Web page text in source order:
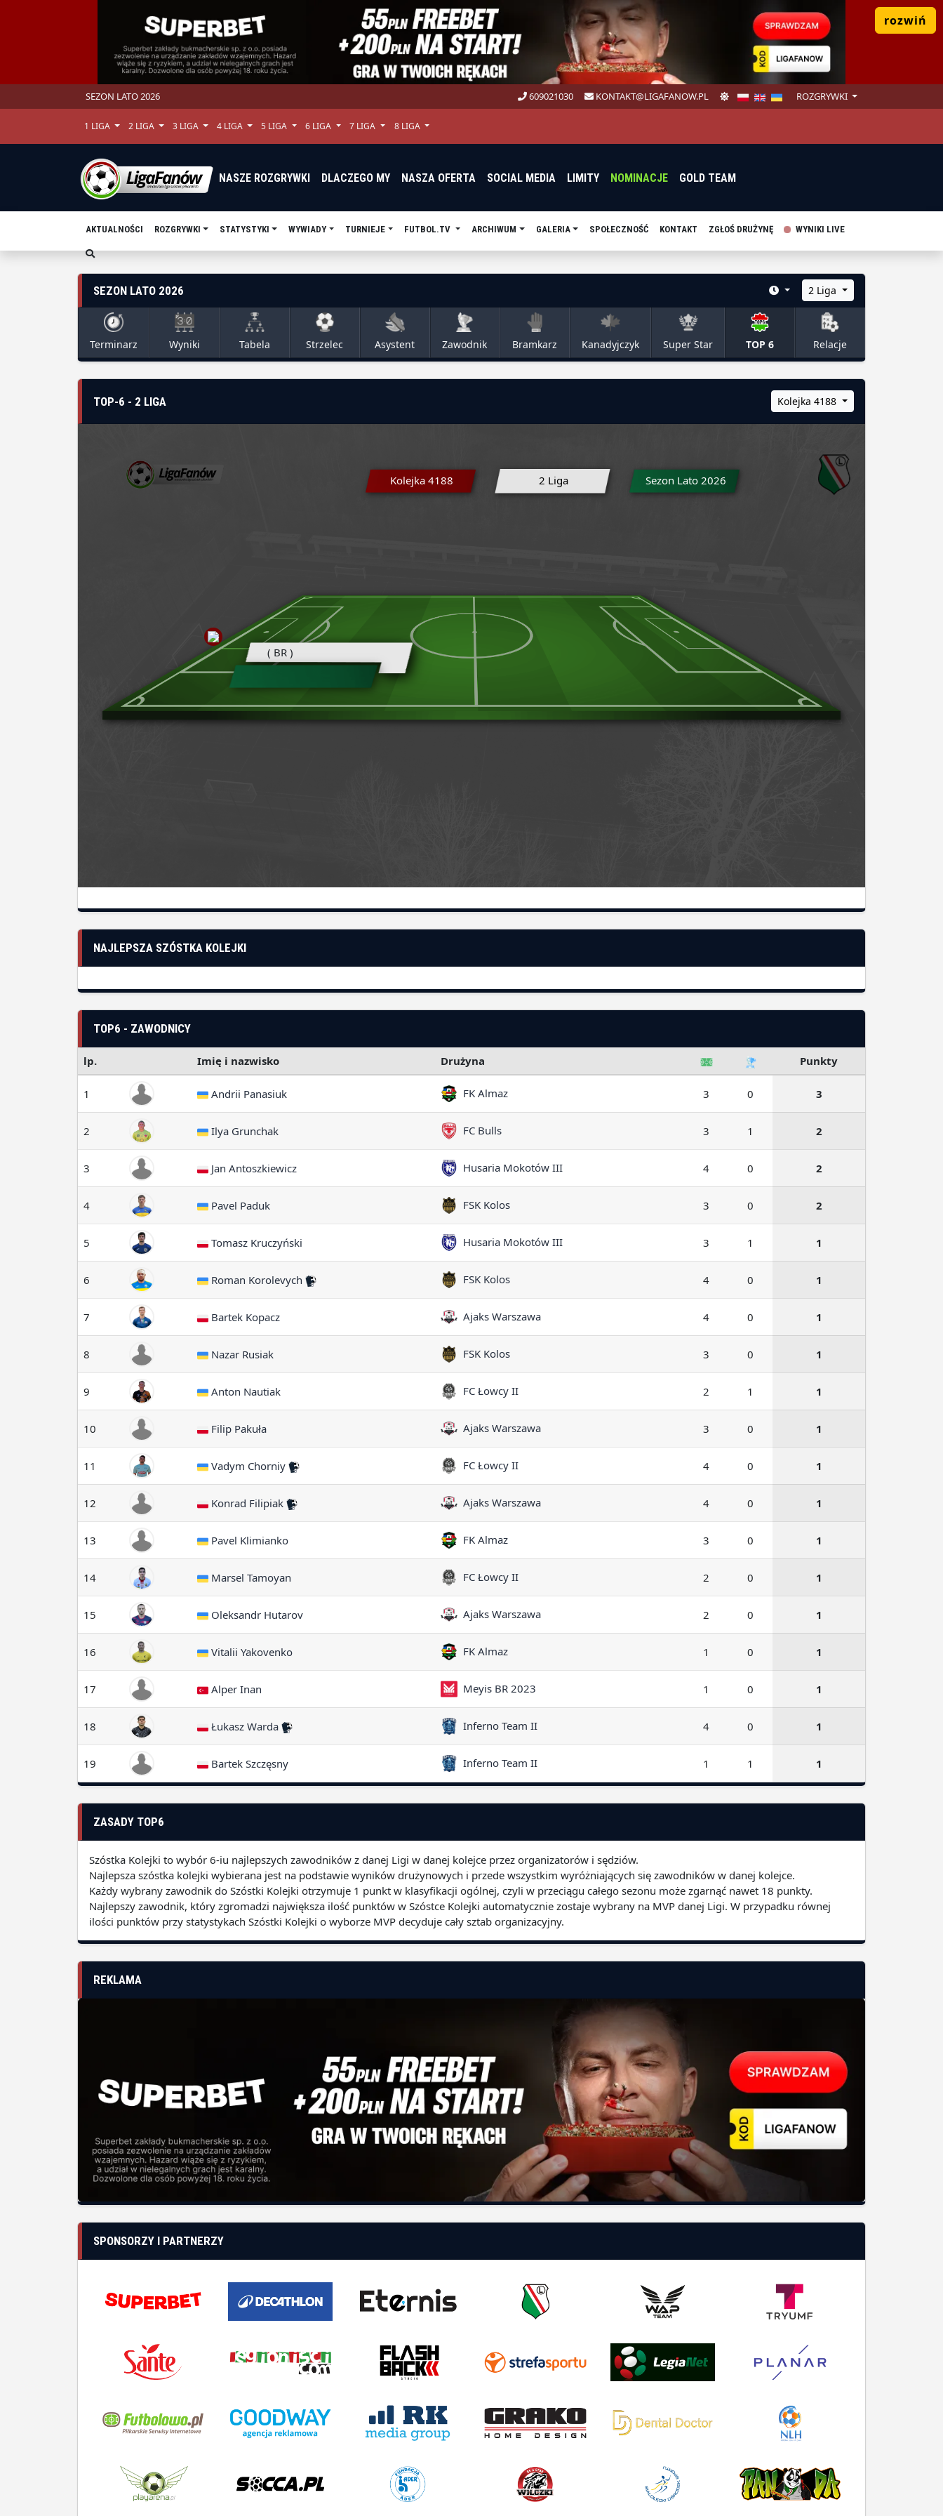
rozwiń
SEZON LATO 2026 609021030 KONTAKT@LIGAFANOW.PL ROZGRYWKI
1 LIGA 2 LIGA 3 LIGA 4 LIGA 5 LIGA 6 LIGA 7 LIGA 8 LIGA
NASZE ROZGRYWKI DLACZEGO MY NASZA OFERTA SOCIAL MEDIA LIMITY NOMINACJE GOLD TEAM
AKTUALNOŚCI ROZGRYWKI STATYSTYKI WYWIADY TURNIEJE FUTBOL.TV ARCHIWUM GALERIA SPOŁECZNOŚĆ KONTAKT ZGŁOŚ DRUŻYNĘ WYNIKI LIVE
SEZON LATO 2026 2 Liga
Terminarz Wyniki Tabela Strzelec Asystent Zawodnik Bramkarz Kanadyjczyk Super Star TOP 6 Relacje
TOP-6 - 2 LIGA Kolejka 4188
Kolejka 4188 2 Liga Sezon Lato 2026
( BR )
NAJLEPSZA SZÓSTKA KOLEJKI
TOP6 - ZAWODNICY
lp. Imię i nazwisko Drużyna Punkty
1 Andrii Panasiuk FK Almaz 3 0 3
2 Ilya Grunchak FC Bulls 3 1 2
3 Jan Antoszkiewicz Husaria Mokotów III 4 0 2
4 Pavel Paduk FSK Kolos 3 0 2
5 Tomasz Kruczyński Husaria Mokotów III 3 1 1
6 Roman Korolevych FSK Kolos 4 0 1
7 Bartek Kopacz Ajaks Warszawa 4 0 1
8 Nazar Rusiak FSK Kolos 3 0 1
9 Anton Nautiak FC Łowcy II 2 1 1
10 Filip Pakuła Ajaks Warszawa 3 0 1
11 Vadym Chorniy FC Łowcy II 4 0 1
12 Konrad Filipiak Ajaks Warszawa 4 0 1
13 Pavel Klimianko FK Almaz 3 0 1
14 Marsel Tamoyan FC Łowcy II 2 0 1
15 Oleksandr Hutarov Ajaks Warszawa 2 0 1
16 Vitalii Yakovenko FK Almaz 1 0 1
17 Alper Inan Meyis BR 2023 1 0 1
18 Łukasz Warda Inferno Team II 4 0 1
19 Bartek Szczęsny Inferno Team II 1 1 1
ZASADY TOP6
Szóstka Kolejki to wybór 6-iu najlepszych zawodników z danej Ligi w danej kolejce przez organizatorów i sędziów.
Najlepsza szóstka kolejki wybierana jest na podstawie wyników drużynowych i przede wszystkim wyróżniających się zawodników w danej kolejce.
Każdy wybrany zawodnik do Szóstki Kolejki otrzymuje 1 punkt w klasyfikacji ogólnej, czyli w przeciągu całego sezonu może zgarnąć nawet 18 punkty.
Najlepszy zawodnik, który zgromadzi największa ilość punktów w Szóstce Kolejki automatycznie zostaje wybrany na MVP danej Ligi. W przypadku równej
ilości punktów przy statystykach Szóstki Kolejki o wyborze MVP decyduje cały sztab organizacyjny.
REKLAMA
+48 609 021 030
O NAS
FAQ
TURNIEJE
SOCCA CUP
SUPERBET CUP
STATYSTYKI
Kolejki
Sezonu
O SERWISIE
Zasady korzystania
Wymagania systemowe
Polityka prywatności